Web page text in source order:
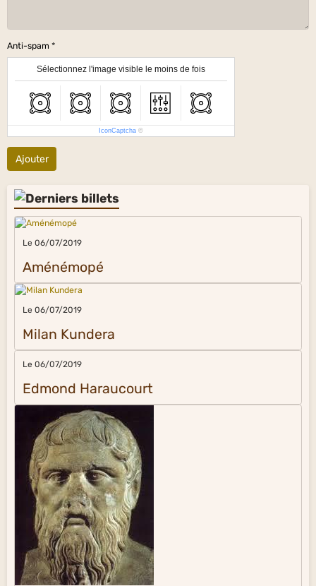
Anti-spam
Sélectionnez l'image visible le moins de fois
IconCaptcha ©
Ajouter
Le 06/07/2019
Aménémopé
Le 06/07/2019
Milan Kundera
Le 06/07/2019
Edmond Haraucourt